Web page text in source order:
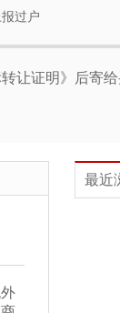
过户
让证明》后寄
最近